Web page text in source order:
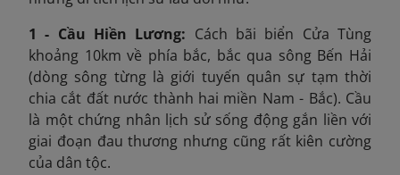
1 - Cầu Hiền Lương: Cách bãi biển Cửa Tùng
khoảng 10km về phía bắc, bắc qua sông Bến Hải
(dòng sông từng là giới tuyến quân sự tạm thời
chia cắt đất nước thành hai miền Nam - Bắc). Cầu
là một chứng nhân lịch sử sống động gắn liền với
giai đoạn đau thương nhưng cũng rất kiên cường
của dân tộc.